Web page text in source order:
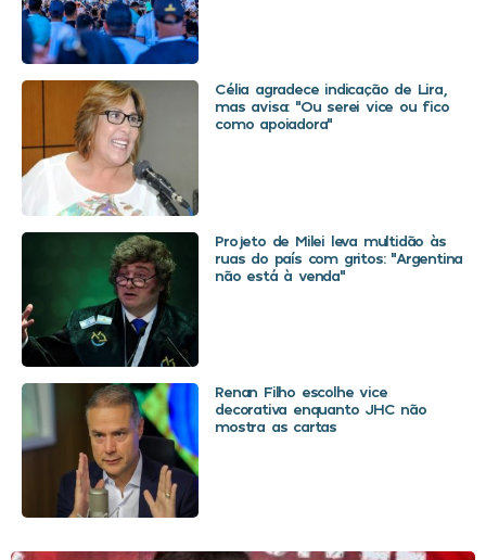
Célia agradece indicação de Lira,
mas avisa: “Ou serei vice ou fico
como apoiadora”
Projeto de Milei leva multidão às
ruas do país com gritos: “Argentina
não está à venda”
Renan Filho escolhe vice
decorativa enquanto JHC não
mostra as cartas